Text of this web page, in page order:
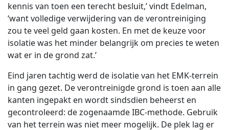
kennis van toen een terecht besluit,’ vindt Edelman,
‘want volledige verwijdering van de verontreiniging
zou te veel geld gaan kosten. En met de keuze voor
isolatie was het minder belangrijk om precies te weten
wat er in de grond zat.’
Eind jaren tachtig werd de isolatie van het EMK-terrein
in gang gezet. De verontreinigde grond is toen aan alle
kanten ingepakt en wordt sindsdien beheerst en
gecontroleerd: de zogenaamde IBC-methode. Gebruik
van het terrein was niet meer mogelijk. De plek lag er